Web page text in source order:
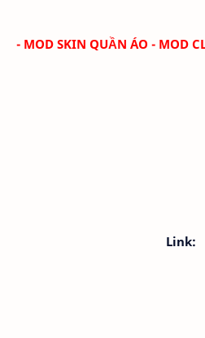
- MOD SKIN QUẦN ÁO - MOD
Link: